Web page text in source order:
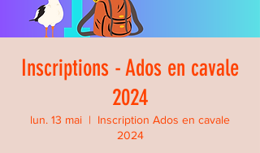
Inscriptions - Ados en cavale
2024
lun. 13 mai
  |
Inscription Ados en cavale
2024